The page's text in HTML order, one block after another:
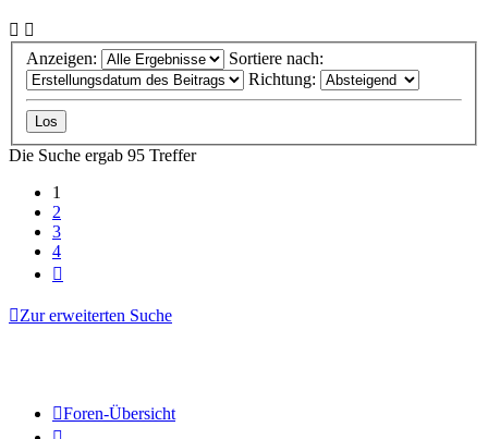
Anzeigen:
Sortiere nach:
Richtung:
Die Suche ergab 95 Treffer
1
2
3
4
Zur erweiterten Suche
Foren-Übersicht